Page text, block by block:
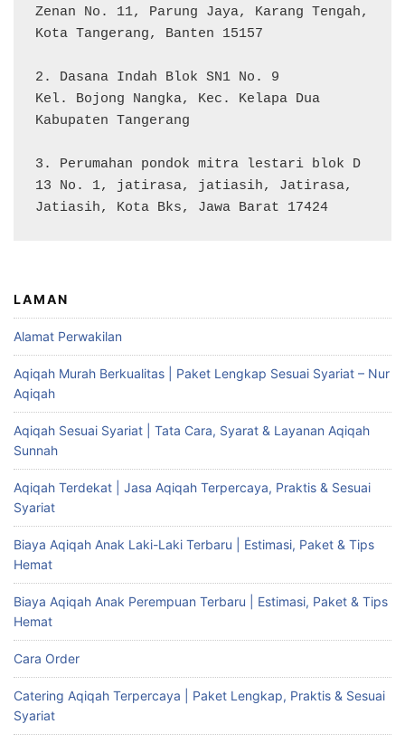
Zenan No. 11, Parung Jaya, Karang Tengah,
Kota Tangerang, Banten 15157
2. Dasana Indah Blok SN1 No. 9
Kel. Bojong Nangka, Kec. Kelapa Dua
Kabupaten Tangerang
3. Perumahan pondok mitra lestari blok D
13 No. 1, jatirasa, jatiasih, Jatirasa,
Jatiasih, Kota Bks, Jawa Barat 17424
LAMAN
Alamat Perwakilan
Aqiqah Murah Berkualitas | Paket Lengkap Sesuai Syariat – Nur
Aqiqah
Aqiqah Sesuai Syariat | Tata Cara, Syarat & Layanan Aqiqah
Sunnah
Aqiqah Terdekat | Jasa Aqiqah Terpercaya, Praktis & Sesuai
Syariat
Biaya Aqiqah Anak Laki-Laki Terbaru | Estimasi, Paket & Tips
Hemat
Biaya Aqiqah Anak Perempuan Terbaru | Estimasi, Paket & Tips
Hemat
Cara Order
Catering Aqiqah Terpercaya | Paket Lengkap, Praktis & Sesuai
Syariat